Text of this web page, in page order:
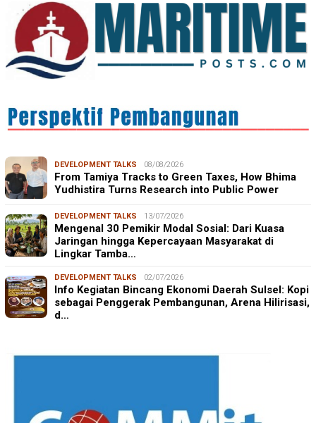
DEVELOPMENT TALKS 08/08/2026
From Tamiya Tracks to Green Taxes, How Bhima
Yudhistira Turns Research into Public Power
DEVELOPMENT TALKS 13/07/2026
Mengenal 30 Pemikir Modal Sosial: Dari Kuasa
Jaringan hingga Kepercayaan Masyarakat di
Lingkar Tamba…
DEVELOPMENT TALKS 02/07/2026
Info Kegiatan Bincang Ekonomi Daerah Sulsel: Kopi
sebagai Penggerak Pembangunan, Arena Hilirisasi,
d…